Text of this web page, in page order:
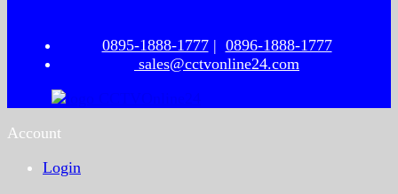
0895-1888-1777| 0896-1888-1777
sales@cctvonline24.com
Account
Login